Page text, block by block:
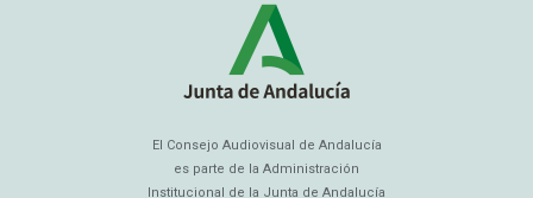
El Consejo Audiovisual de Andalucía
es parte de la Administración
Institucional de la Junta de Andalucía